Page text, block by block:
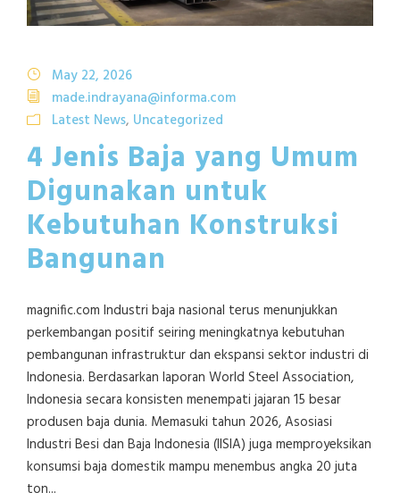
May 22, 2026
made.indrayana@informa.com
Latest News, Uncategorized
4 Jenis Baja yang Umum
Digunakan untuk
Kebutuhan Konstruksi
Bangunan
magnific.com Industri baja nasional terus menunjukkan
perkembangan positif seiring meningkatnya kebutuhan
pembangunan infrastruktur dan ekspansi sektor industri di
Indonesia. Berdasarkan laporan World Steel Association,
Indonesia secara konsisten menempati jajaran 15 besar
produsen baja dunia. Memasuki tahun 2026, Asosiasi
Industri Besi dan Baja Indonesia (IISIA) juga memproyeksikan
konsumsi baja domestik mampu menembus angka 20 juta
ton...